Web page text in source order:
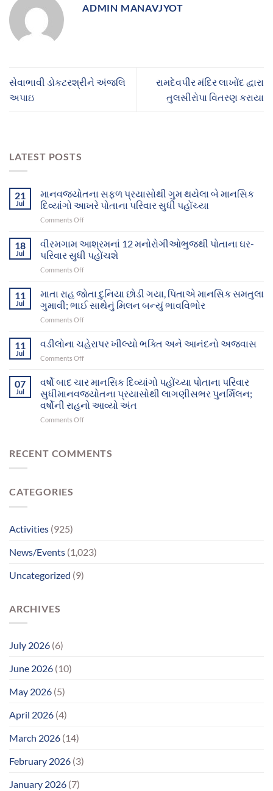
ADMIN MANAVJYOT
સેવાભાવી ડોકટરશ્રીને અંજલિ
અપાઇ
રામદેવપીર મંદિર લાખોંદ દ્વારા
તુલસીરોપા વિતરણ કરાયા
LATEST POSTS
21
Jul
માનવજ્યોતના સફળ પ્રયાસોથી ગુમ થયેલા બે માનસિક
દિવ્યાંગો આખરે પોતાના પરિવાર સુધી પહોંચ્યા
Comments Offon
સફળ
પ્રયાસોથી
ગુમ
થયેલા
માનસિક
દિવ્યાંગો
સુધી
18
Jul
વીરમગામ આશ્રમનાં 12 મનોરોગીઓભુજથી પોતાના ઘર-
પરિવાર સુધી પહોંચશે
Comments Offon
આશ્રમનાં
12
મનોરોગીઓભુજથી
પોતાના
પરિવાર
11
Jul
માતા રાહ જોતા દુનિયા છોડી ગયા, પિતાએ માનસિક સમતુલા
ગુમાવી; ભાઈ સાથેનું મિલન બન્યું ભાવવિભોર
Comments Offon
રાહ
જોતા
ગયા,
પિતાએ
માનસિક
મિલન
11
Jul
વડીલોના ચહેરાપર ખીલ્યો ભક્તિ અને આનંદનો અજવાસ
Comments Offon
ચહેરાપર
ખીલ્યો
ભક્તિ
અને
આનંદનો
07
Jul
વર્ષો બાદ ચાર માનસિક દિવ્યાંગો પહોંચ્યા પોતાના પરિવાર
સુધીમાનવજ્યોતના પ્રયાસોથી લાગણીસભર પુનર્મિલન;
વર્ષોની રાહનો આવ્યો અંત
Comments Offon
ચાર
વર્ષોની
RECENT COMMENTS
CATEGORIES
Activities (925)
News/Events (1,023)
Uncategorized (9)
ARCHIVES
July 2026 (6)
June 2026 (10)
May 2026 (5)
April 2026 (4)
March 2026 (14)
February 2026 (3)
January 2026 (7)